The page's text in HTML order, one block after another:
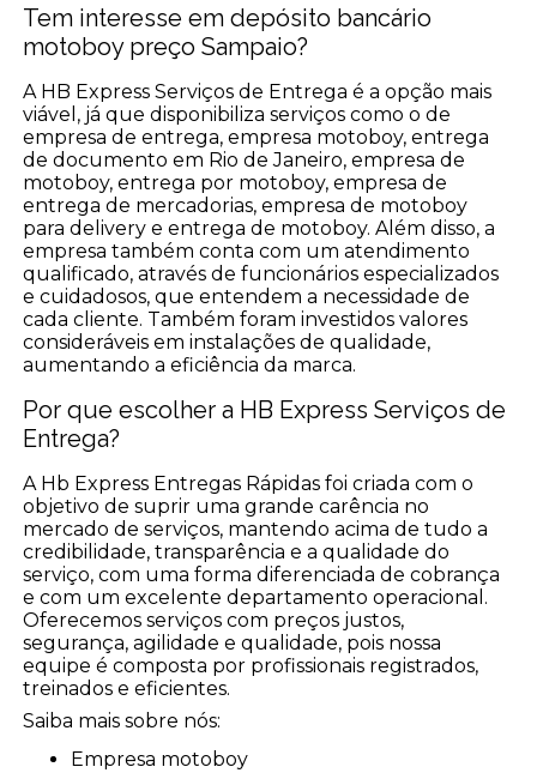
Tem interesse em depósito bancário
motoboy preço Sampaio?
A HB Express Serviços de Entrega é a opção mais
viável, já que disponibiliza serviços como o de
empresa de entrega, empresa motoboy, entrega
de documento em Rio de Janeiro, empresa de
motoboy, entrega por motoboy, empresa de
entrega de mercadorias, empresa de motoboy
para delivery e entrega de motoboy. Além disso, a
empresa também conta com um atendimento
qualificado, através de funcionários especializados
e cuidadosos, que entendem a necessidade de
cada cliente. Também foram investidos valores
consideráveis em instalações de qualidade,
aumentando a eficiência da marca.
Por que escolher a HB Express Serviços de
Entrega?
A Hb Express Entregas Rápidas foi criada com o
objetivo de suprir uma grande carência no
mercado de serviços, mantendo acima de tudo a
credibilidade, transparência e a qualidade do
serviço, com uma forma diferenciada de cobrança
e com um excelente departamento operacional.
Oferecemos serviços com preços justos,
segurança, agilidade e qualidade, pois nossa
equipe é composta por profissionais registrados,
treinados e eficientes.
Saiba mais sobre nós:
empresa motoboy